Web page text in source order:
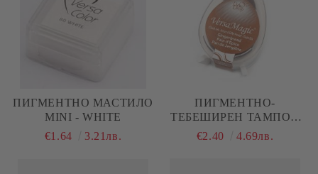
ПИГМЕНТНO МАСТИЛО
MINI - WHITE
€1.64
3.21лв.
ПИГМЕНТНО-
ТЕБЕШИРЕН ТАМПОН
VERSA MAGIC -
€2.40 4.69лв.